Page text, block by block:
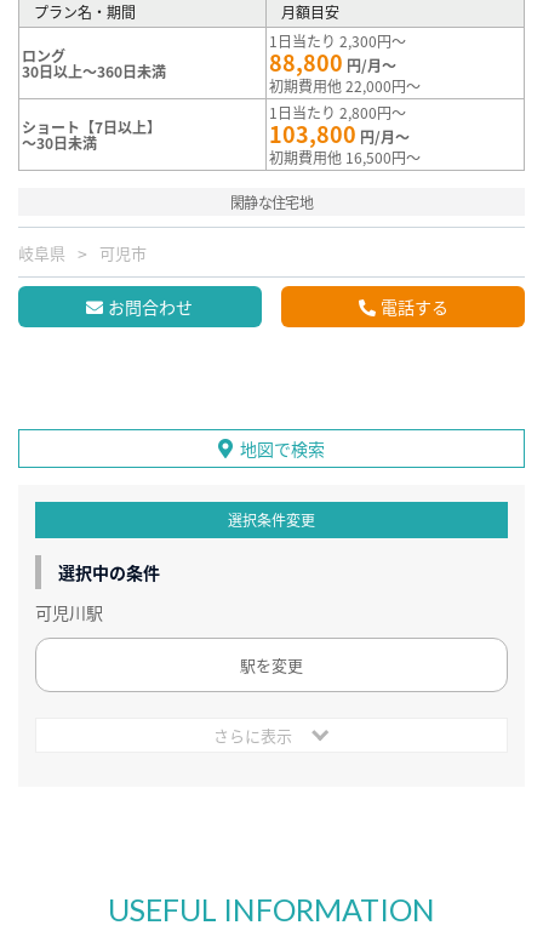
プラン名・期間 月額目安
ロング
30日以上～360日未満
1日当たり 2,300円～
88,800 円/月～
初期費用他 22,000円～
ショート【7日以上】
～30日未満
1日当たり 2,800円～
103,800 円/月～
初期費用他 16,500円～
閑静な住宅地
岐阜県 可児市
お問合わせ 電話する
地図で検索
選択条件変更
選択中の条件
可児川駅
駅を変更
さらに表示
USEFUL INFORMATION